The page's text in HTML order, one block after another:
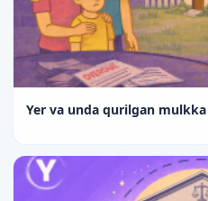
Yer va unda qurilgan